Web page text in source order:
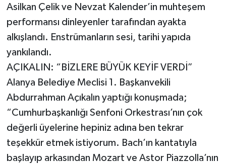
Asilkan Çelik ve Nevzat Kalender’in muhteşem
performansı dinleyenler tarafından ayakta
alkışlandı. Enstrümanların sesi, tarihi yapıda
yankılandı.
AÇIKALIN: “BİZLERE BÜYÜK KEYİF VERDİ”
Alanya Belediye Meclisi 1. Başkanvekili
Abdurrahman Açıkalın yaptığı konuşmada;
“Cumhurbaşkanlığı Senfoni Orkestrası’nın çok
değerli üyelerine hepiniz adına ben tekrar
teşekkür etmek istiyorum. Bach’ın kantatıyla
başlayıp arkasından Mozart ve Astor Piazzolla’nın